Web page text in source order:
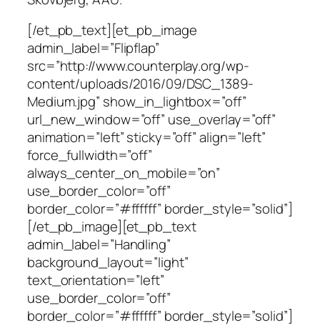
[/et_pb_text][et_pb_image
admin_label=”Flipflap”
src=”http://www.counterplay.org/wp-
content/uploads/2016/09/DSC_1389-
Medium.jpg” show_in_lightbox=”off”
url_new_window=”off” use_overlay=”off”
animation=”left” sticky=”off” align=”left”
force_fullwidth=”off”
always_center_on_mobile=”on”
use_border_color=”off”
border_color=”#ffffff” border_style=”solid”]
[/et_pb_image][et_pb_text
admin_label=”Handling”
background_layout=”light”
text_orientation=”left”
use_border_color=”off”
border_color=”#ffffff” border_style=”solid”]